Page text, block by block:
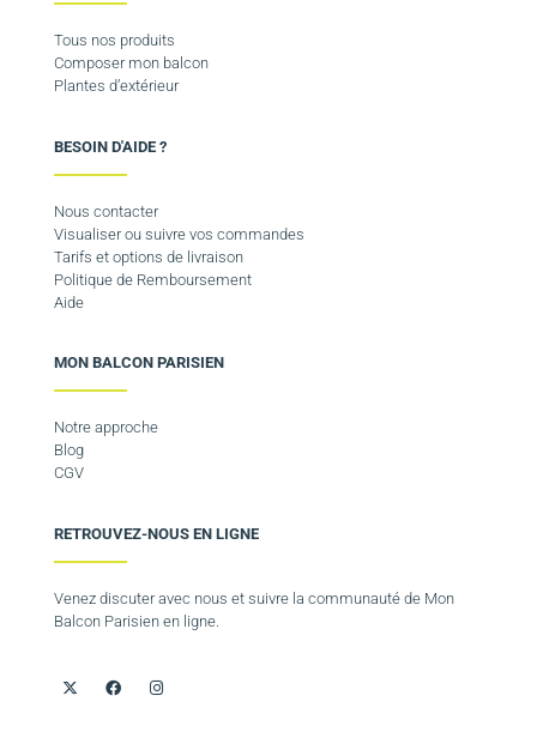
Tous nos produits
Composer mon balcon
Plantes d’extérieur
BESOIN D'AIDE ?
Nous contacter
Visualiser ou suivre vos commandes
Tarifs et options de livraison
Politique de Remboursement
Aide
MON BALCON PARISIEN
Notre approche
Blog
CGV
RETROUVEZ-NOUS EN LIGNE
Venez discuter avec nous et suivre la communauté de Mon
Balcon Parisien en ligne.